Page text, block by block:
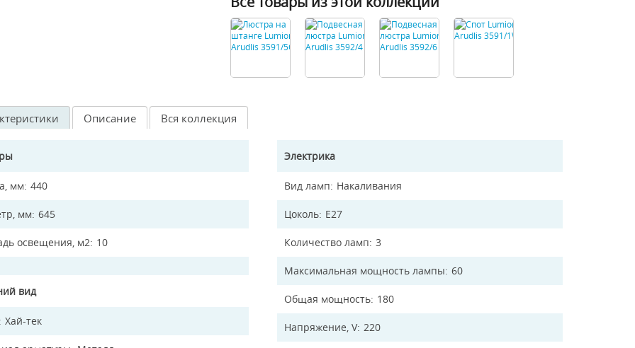
Описание Вся коллекция
мм 440
мм 645
освещения, м2 10
вид
Хай-тек
Электрика
Вид ламп Накаливания
Цоколь E27
Количество ламп 3
Максимальная мощность лампы 60
Общая мощность 180
Напряжение, V 220